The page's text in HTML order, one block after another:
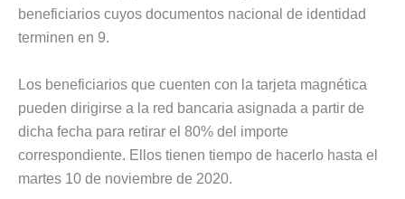
beneficiarios cuyos documentos nacional de identidad
terminen en 9.
Los beneficiarios que cuenten con la tarjeta magnética
pueden dirigirse a la red bancaria asignada a partir de
dicha fecha para retirar el 80% del importe
correspondiente. Ellos tienen tiempo de hacerlo hasta el
martes 10 de noviembre de 2020.